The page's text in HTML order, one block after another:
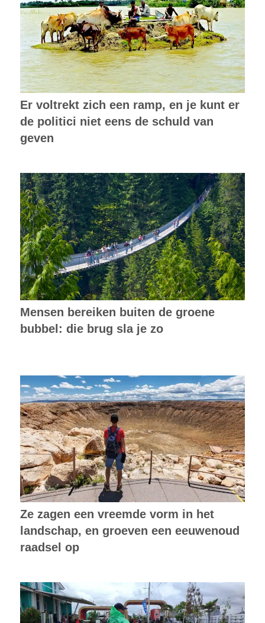
Er voltrekt zich een ramp, en je kunt er
de politici niet eens de schuld van
geven
Mensen bereiken buiten de groene
bubbel: die brug sla je zo
Ze zagen een vreemde vorm in het
landschap, en groeven een eeuwenoud
raadsel op